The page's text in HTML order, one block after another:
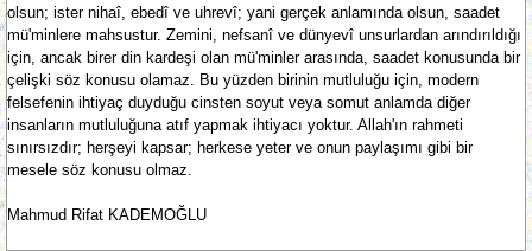
olsun; ister nihaî, ebedî ve uhrevî; yani gerçek anlamında olsun, saadet
mü'minlere mahsustur. Zemini, nefsanî ve dünyevî unsurlardan arındırıldığı
için, ancak birer din kardeşi olan mü'minler arasında, saadet konusunda bir
çelişki söz konusu olamaz. Bu yüzden birinin mutluluğu için, modern
felsefenin ihtiyaç duyduğu cinsten soyut veya somut anlamda diğer
insanların mutluluğuna atıf yapmak ihtiyacı yoktur. Allah'ın rahmeti
sınırsızdır; herşeyi kapsar; herkese yeter ve onun paylaşımı gibi bir
mesele söz konusu olmaz.
Mahmud Rifat KADEMOĞLU